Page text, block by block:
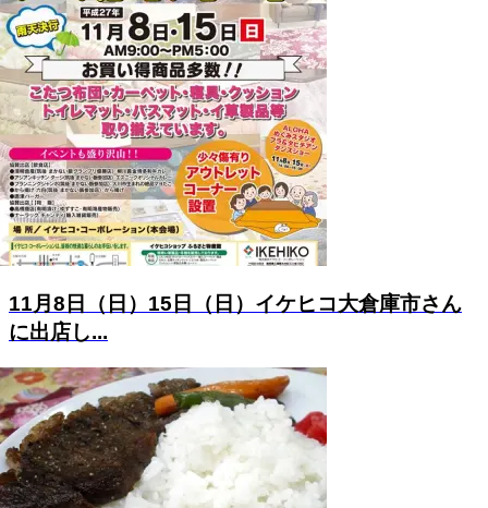
11月8日（日）15日（日）イケヒコ大倉庫市さん
に出店し...